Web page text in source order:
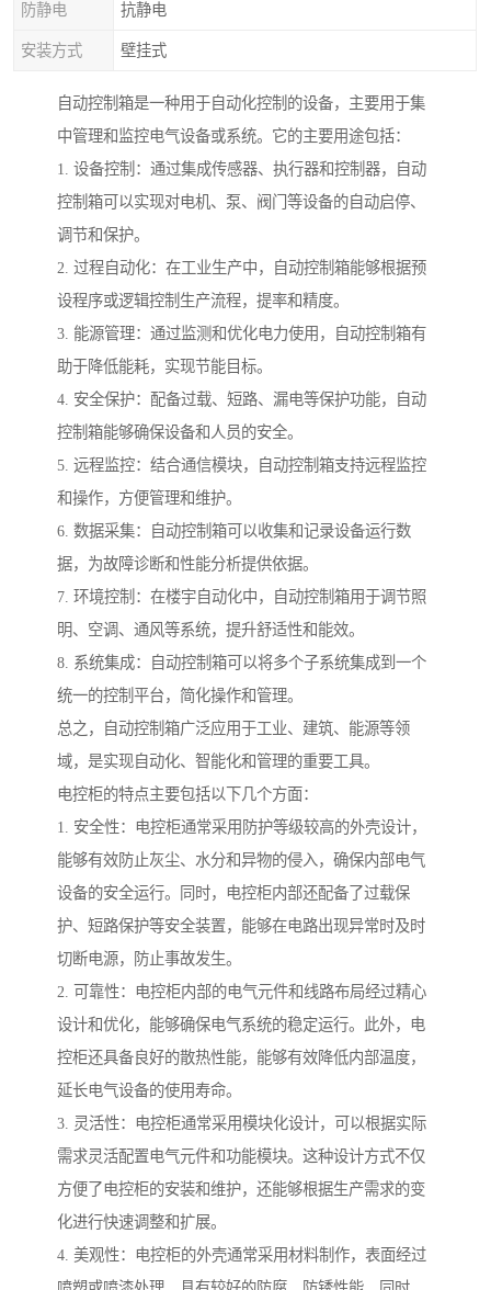
防静电 抗静电
安装方式 壁挂式
自动控制箱是一种用于自动化控制的设备，主要用于集
中管理和监控电气设备或系统。它的主要用途包括：
1. 设备控制：通过集成传感器、执行器和控制器，自动
控制箱可以实现对电机、泵、阀门等设备的自动启停、
调节和保护。
2. 过程自动化：在工业生产中，自动控制箱能够根据预
设程序或逻辑控制生产流程，提率和精度。
3. 能源管理：通过监测和优化电力使用，自动控制箱有
助于降低能耗，实现节能目标。
4. 安全保护：配备过载、短路、漏电等保护功能，自动
控制箱能够确保设备和人员的安全。
5. 远程监控：结合通信模块，自动控制箱支持远程监控
和操作，方便管理和维护。
6. 数据采集：自动控制箱可以收集和记录设备运行数
据，为故障诊断和性能分析提供依据。
7. 环境控制：在楼宇自动化中，自动控制箱用于调节照
明、空调、通风等系统，提升舒适性和能效。
8. 系统集成：自动控制箱可以将多个子系统集成到一个
统一的控制平台，简化操作和管理。
总之，自动控制箱广泛应用于工业、建筑、能源等领
域，是实现自动化、智能化和管理的重要工具。
电控柜的特点主要包括以下几个方面：
1. 安全性：电控柜通常采用防护等级较高的外壳设计，
能够有效防止灰尘、水分和异物的侵入，确保内部电气
设备的安全运行。同时，电控柜内部还配备了过载保
护、短路保护等安全装置，能够在电路出现异常时及时
切断电源，防止事故发生。
2. 可靠性：电控柜内部的电气元件和线路布局经过精心
设计和优化，能够确保电气系统的稳定运行。此外，电
控柜还具备良好的散热性能，能够有效降低内部温度，
延长电气设备的使用寿命。
3. 灵活性：电控柜通常采用模块化设计，可以根据实际
需求灵活配置电气元件和功能模块。这种设计方式不仅
方便了电控柜的安装和维护，还能够根据生产需求的变
化进行快速调整和扩展。
4. 美观性：电控柜的外壳通常采用材料制作，表面经过